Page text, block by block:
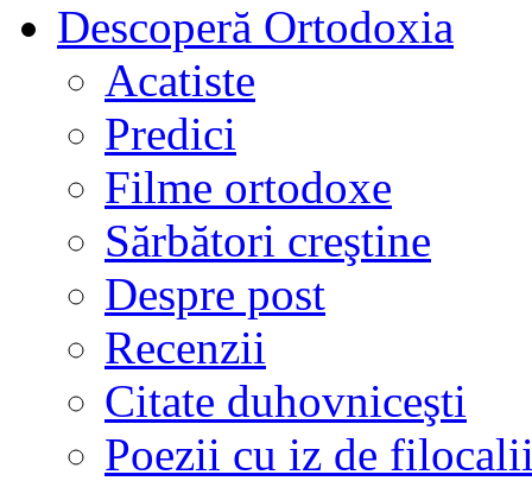
Descoperă Ortodoxia
Acatiste
Predici
Filme ortodoxe
Sărbători creştine
Despre post
Recenzii
Citate duhovniceşti
Poezii cu iz de